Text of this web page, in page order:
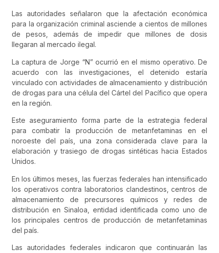
Las autoridades señalaron que la afectación económica
para la organización criminal asciende a cientos de millones
de pesos, además de impedir que millones de dosis
llegaran al mercado ilegal.
La captura de Jorge “N” ocurrió en el mismo operativo. De
acuerdo con las investigaciones, el detenido estaría
vinculado con actividades de almacenamiento y distribución
de drogas para una célula del Cártel del Pacífico que opera
en la región.
Este aseguramiento forma parte de la estrategia federal
para combatir la producción de metanfetaminas en el
noroeste del país, una zona considerada clave para la
elaboración y trasiego de drogas sintéticas hacia Estados
Unidos.
En los últimos meses, las fuerzas federales han intensificado
los operativos contra laboratorios clandestinos, centros de
almacenamiento de precursores químicos y redes de
distribución en Sinaloa, entidad identificada como uno de
los principales centros de producción de metanfetaminas
del país.
Las autoridades federales indicaron que continuarán las